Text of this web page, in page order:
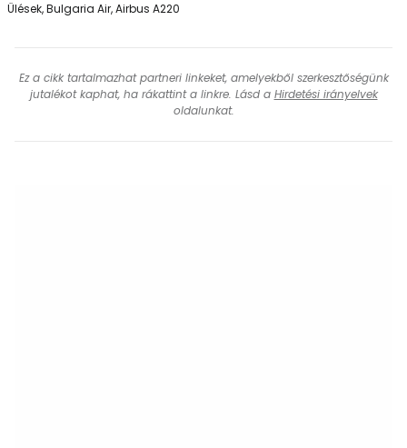
Ülések, Bulgaria Air, Airbus A220
Ez a cikk tartalmazhat partneri linkeket, amelyekből szerkesztőségünk
jutalékot kaphat, ha rákattint a linkre. Lásd a Hirdetési irányelvek
oldalunkat.